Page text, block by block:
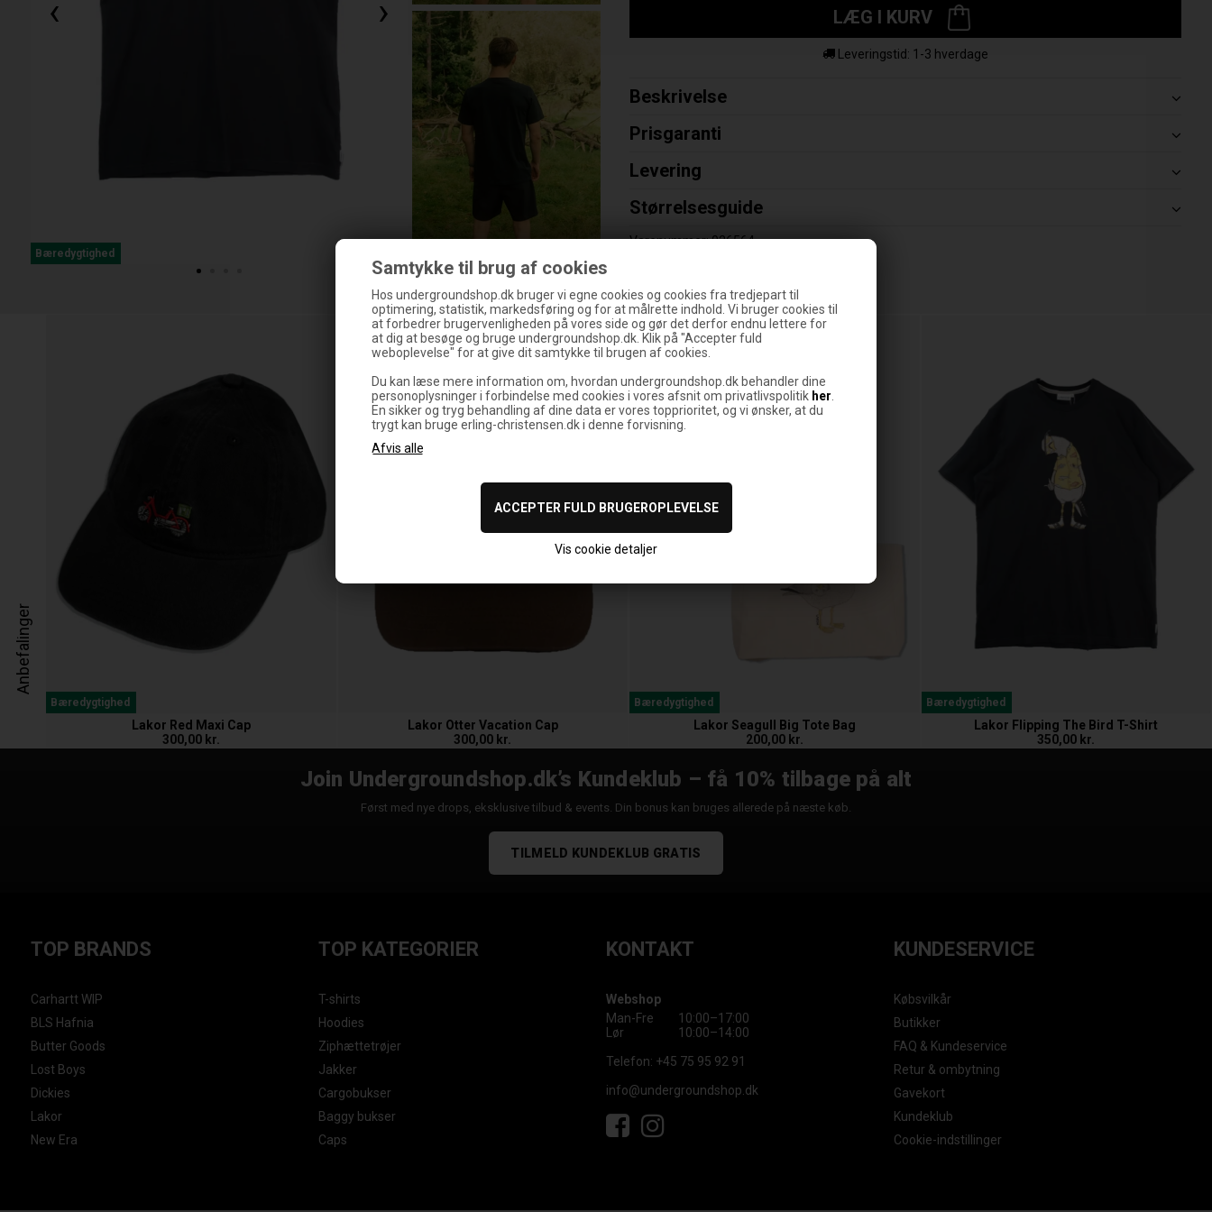
Samtykke til brug af cookies
Hos undergroundshop.dk bruger vi egne cookies og cookies fra tredjepart til
optimering, statistik, markedsføring og for at målrette indhold. Vi bruger cookies til
at forbedrer brugervenligheden på vores side og gør det derfor endnu lettere for
at dig at besøge og bruge undergroundshop.dk. Klik på "Accepter fuld
weboplevelse" for at give dit samtykke til brugen af cookies.
Du kan læse mere information om, hvordan undergroundshop.dk behandler dine
personoplysninger i forbindelse med cookies i vores afsnit om privatlivspolitik her
En sikker og tryg behandling af dine data er vores topprioritet, og vi ønsker, at du
trygt kan bruge erling-christensen.dk i denne forvisning.
Vis cookie detaljer
Bæredygtighed
‹ › LÆG I KURV
Leveringstid: 1-3 hverdage
Beskrivelse
Prisgaranti
Levering
Størrelsesguide
Varenummer:026564
Anbefalinger
Bæredygtighed
Lakor Red Maxi Cap
300,00 kr.
Lakor Otter Vacation Cap
300,00 kr.
Bæredygtighed
Lakor Seagull Big Tote Bag
200,00 kr.
Bæredygtighed
Lakor Flipping The Bird T-Shirt
350,00 kr.
Join Undergroundshop.dk’s Kundeklub – få 10% tilbage på alt
Først med nye drops, eksklusive tilbud & events. Din bonus kan bruges allerede på næste køb.
TILMELD KUNDEKLUB GRATIS
TOP BRANDS
Carhartt WIP
BLS Hafnia
Butter Goods
Lost Boys
Dickies
Lakor
New Era
TOP KATEGORIER
T-shirts
Hoodies
Ziphættetrøjer
Jakker
Cargobukser
Baggy bukser
Caps
KONTAKT
Webshop
Man-Fre
10:00–17:00
Lør
10:00–14:00
Telefon: +45 75 95 92 91
info@undergroundshop.dk
FacebookInstagram
KUNDESERVICE
Købsvilkår
Butikker
FAQ & Kundeservice
Retur & ombytning
Gavekort
Kundeklub
Cookie-indstillinger